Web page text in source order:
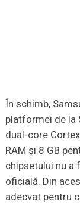
În schimb,
platformei de la
dual-core
RAM şi 8 GB
chipsetului nu a
oficială. Din
adecvat pentru